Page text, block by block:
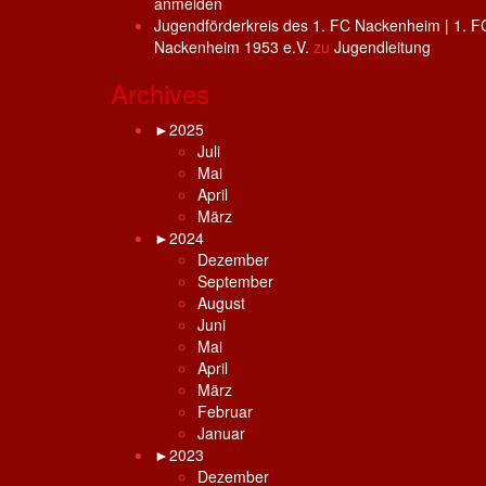
Jugendförderkreis des 1. FC Nackenheim | 1.
Nackenheim 1953 e.V. zu Jugendleitung
Archives
►2025
Juli
Mai
April
März
►2024
Dezember
September
August
Juni
Mai
April
März
Februar
Januar
►2023
Dezember